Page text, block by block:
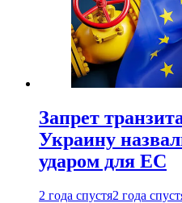
Запрет
Украину
ударом для ЕС
2 года спустя2 года